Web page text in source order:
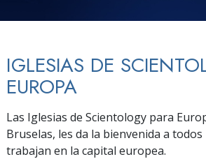
IGLESIAS DE
EUROPA
Las Iglesias de Scientology para
Bruselas, les da la bienvenida a
trabajan en la capital europea.